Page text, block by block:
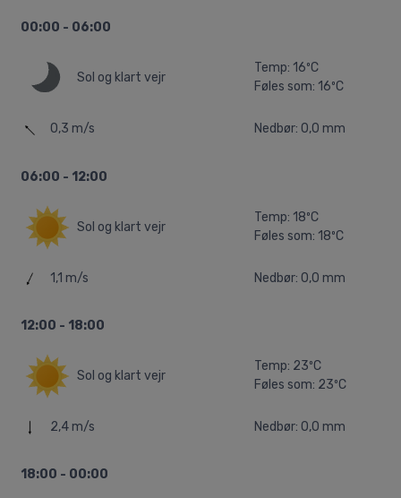
00:00 - 06:00
Sol og klart vejr
Temp: 16ºC
Føles som: 16ºC
0,3 m/s Nedbør: 0,0 mm
06:00 - 12:00
Sol og klart vejr
Temp: 18ºC
Føles som: 18ºC
1,1 m/s Nedbør: 0,0 mm
12:00 - 18:00
Sol og klart vejr
Temp: 23ºC
Føles som: 23ºC
2,4 m/s Nedbør: 0,0 mm
18:00 - 00:00